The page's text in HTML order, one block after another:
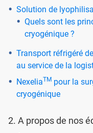
Solution de
Quels sont les
cryogénique ?
Transport réfrigéré
au service de la
NexeliaTM pour la
cryogénique
2. A propos de nos